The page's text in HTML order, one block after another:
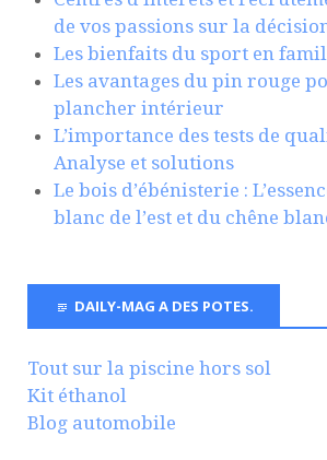
de vos passions sur la
Les bienfaits du sport en
Les avantages du pin rouge
plancher intérieur
L’importance des tests de
Analyse et solutions
Le bois d’ébénisterie :
blanc de l’est et du chêne
DAILY-MAG A DES POTES.
Tout sur la piscine hors sol
Kit éthanol
Blog automobile